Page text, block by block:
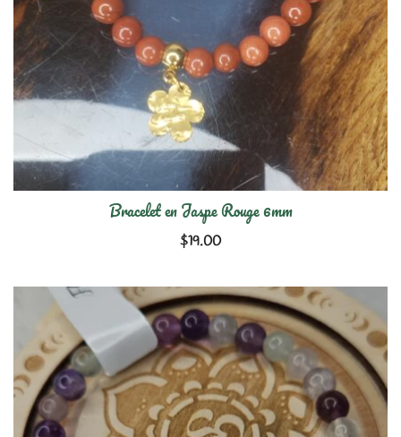
Bracelet en Jaspe Rouge 6mm
$19.00